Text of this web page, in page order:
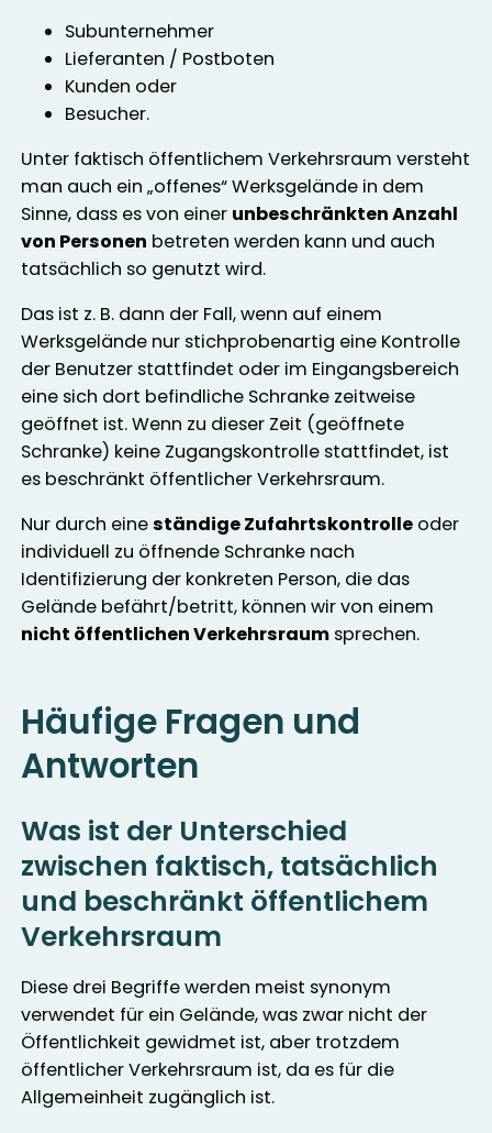
Subunternehmer
Lieferanten / Postboten
Kunden oder
Besucher.
Unter faktisch öffentlichem Verkehrsraum versteht
man auch ein „offenes“ Werksgelände in dem
Sinne, dass es von einer unbeschränkten Anzahl
von Personen betreten werden kann und auch
tatsächlich so genutzt wird.
Das ist z. B. dann der Fall, wenn auf einem
Werksgelände nur stichprobenartig eine Kontrolle
der Benutzer stattfindet oder im Eingangsbereich
eine sich dort befindliche Schranke zeitweise
geöffnet ist. Wenn zu dieser Zeit (geöffnete
Schranke) keine Zugangskontrolle stattfindet, ist
es beschränkt öffentlicher Verkehrsraum.
Nur durch eineständige Zufahrtskontrolle oder
individuell zu öffnende Schranke nach
Identifizierung der konkreten Person, die das
Gelände befährt/betritt, können wir von einem
nicht öffentlichen Verkehrsraum sprechen.
Häufige Fragen und
Antworten
Was ist der Unterschied
zwischen faktisch, tatsächlich
und beschränkt öffentlichem
Verkehrsraum
Diese drei Begriffe werden meist synonym
verwendet für ein Gelände, was zwar nicht der
Öffentlichkeit gewidmet ist, aber trotzdem
öffentlicher Verkehrsraum ist, da es für die
Allgemeinheit zugänglich ist.